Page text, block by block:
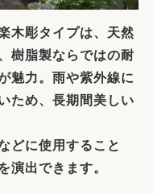
木彫タイプは、天然
樹脂製ならではの耐
魅力。雨や紫外線に
ため、長期間美しい
どに使用すること
演出できます。